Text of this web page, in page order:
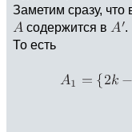
Заметим сразу,
содержится в
.
То есть